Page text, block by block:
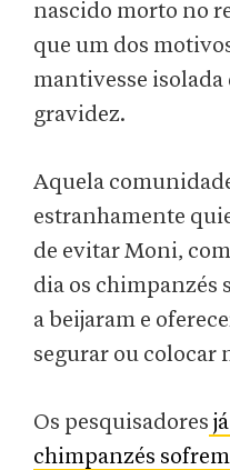
nascido morto no
que um dos
mantivesse isolada
gravidez.
Aquela
estranhamente
de evitar Moni,
dia os chimpanzés
a beijaram e
segurar ou colocar
Os pesquisadores
chimpanzés